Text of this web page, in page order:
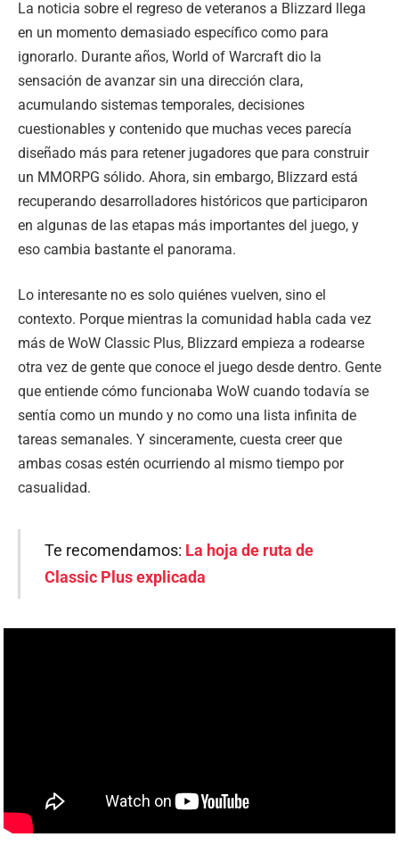
La noticia sobre el regreso de veteranos a Blizzard llega
en un momento demasiado específico como para
ignorarlo. Durante años, World of Warcraft dio la
sensación de avanzar sin una dirección clara,
acumulando sistemas temporales, decisiones
cuestionables y contenido que muchas veces parecía
diseñado más para retener jugadores que para construir
un MMORPG sólido. Ahora, sin embargo, Blizzard está
recuperando desarrolladores históricos que participaron
en algunas de las etapas más importantes del juego, y
eso cambia bastante el panorama.
Lo interesante no es solo quiénes vuelven, sino el
contexto. Porque mientras la comunidad habla cada vez
más de WoW Classic Plus, Blizzard empieza a rodearse
otra vez de gente que conoce el juego desde dentro. Gente
que entiende cómo funcionaba WoW cuando todavía se
sentía como un mundo y no como una lista infinita de
tareas semanales. Y sinceramente, cuesta creer que
ambas cosas estén ocurriendo al mismo tiempo por
casualidad.
Te recomendamos: La hoja de ruta de
Classic Plus explicada